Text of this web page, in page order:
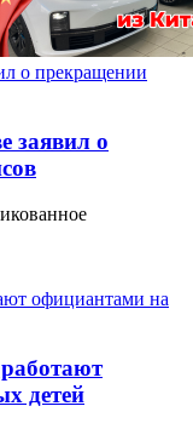
заявил о
детей